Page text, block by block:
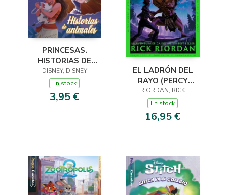
PRINCESAS.
HISTORIAS DE
ANIMALES.
PEQUECUENTOS
DISNEY, DISNEY
En stock
3,95 €
EL LADRÓN DEL
RAYO (PERCY
JACKSON Y LOS
DIOSES DEL OLIMPO
1)
RIORDAN, RICK
En stock
16,95 €